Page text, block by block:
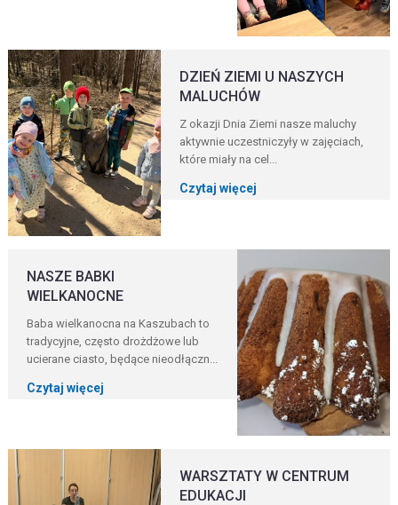
DZIEŃ ZIEMI U NASZYCH
MALUCHÓW
Z okazji Dnia Ziemi nasze maluchy
aktywnie uczestniczyły w zajęciach,
które miały na cel...
Czytaj więcej
NASZE BABKI
WIELKANOCNE
Baba wielkanocna na Kaszubach to
tradycyjne, często drożdżowe lub
ucierane ciasto, będące nieodłączn...
Czytaj więcej
WARSZTATY W CENTRUM
EDUKACJI